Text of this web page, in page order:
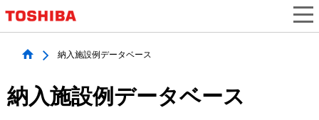
納入施設例データベース
納入施設例データベース